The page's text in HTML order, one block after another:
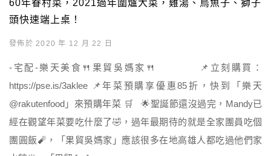
60年眷村菜，2021過年圍爐大菜，雞湯、烏魚子、獅子
頭快速端上桌！
發佈於 2020 年 12 月 22 日
-宅配-樂天美食🍴果貿吳媽家🍴 📌立刻購買：
https://pse.is/3aklee 📌年菜預購享優惠85折，快到「樂天
@rakutenfood」來預購年菜 🛒 🌟聖誕節還沒過完，Mandy已
經在觀望年菜要吃什麼了🤣，過年最期待的就是全家團員吃個
團圓飯🧨，「果貿吳媽家」應該很多在地高雄人都吃過他們家